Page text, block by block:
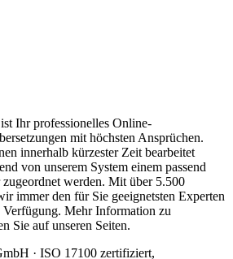
ist Ihr professionelles Online-
mit höchsten Ansprüchen.
innerhalb kürzester Zeit bearbeitet
von unserem System einem passend
werden. Mit über 5.500
immer den für Sie geeignetsten Experten
Verfügung. Mehr Information zu
Sie auf unseren Seiten.
· ISO 17100 zertifiziert,